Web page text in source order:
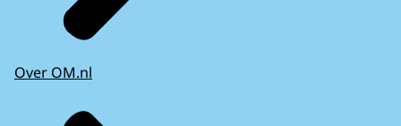
Over OM.nl